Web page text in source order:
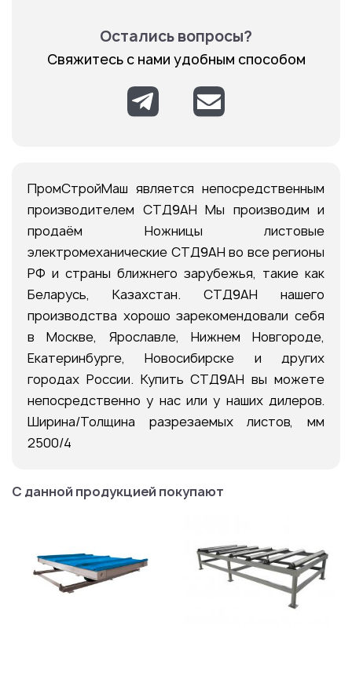
Остались вопросы?
Свяжитесь с нами удобным способом
ПромСтройМаш является непосредственным
производителем СТД9АН Мы производим и
продаём Ножницы листовые
электромеханические СТД9АН во все регионы
РФ и страны ближнего зарубежья, такие как
Беларусь, Казахстан. СТД9АН нашего
производства хорошо зарекомендовали себя
в Москве, Ярославле, Нижнем Новгороде,
Екатеринбурге, Новосибирске и других
городах России. Купить СТД9АН вы можете
непосредственно у нас или у наших дилеров.
Ширина/Толщина разрезаемых листов, мм
2500/4
С данной продукцией покупают